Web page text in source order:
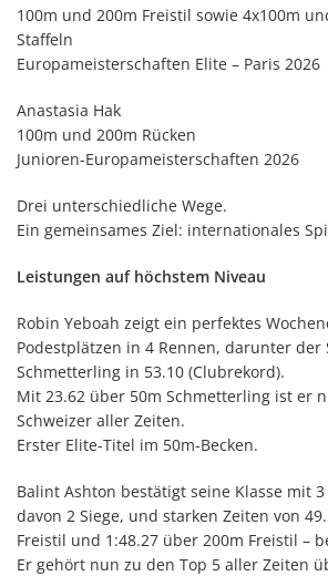
100m und 200m Freistil sowie 4x100m
Staffeln
Europameisterschaften Elite – Paris 2026
Anastasia Hak
100m und 200m Rücken
Junioren-Europameisterschaften 2026
Drei unterschiedliche Wege.
Ein gemeinsames Ziel: internationales
Leistungen auf höchstem Niveau
Robin Yeboah zeigt ein perfektes
Podestplätzen in 4 Rennen, darunter der
Schmetterling in 53.10 (Clubrekord).
Mit 23.62 über 50m Schmetterling ist er
Schweizer aller Zeiten.
Erster Elite-Titel im 50m-Becken.
Balint Ashton bestätigt seine Klasse mit
davon 2 Siege, und starken Zeiten von
Freistil und 1:48.27 über 200m Freistil –
Er gehört nun zu den Top 5 aller Zeiten